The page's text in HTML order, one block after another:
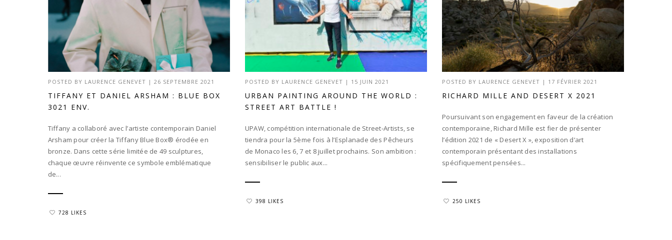
POSTED BY LAURENCE GENEVET | 26 SEPTEMBRE 2021
TIFFANY ET DANIEL ARSHAM : BLUE BOX
3021 ENV.
Tiffany a collaboré avec l’artiste contemporain Daniel
Arsham pour créer la Tiffany Blue Box® érodée en
bronze. Dans cette série limitée de 49 sculptures,
chaque œuvre réinvente ce symbole emblématique
de...
728 LIKES
POSTED BY LAURENCE GENEVET | 15 JUIN 2021
URBAN PAINTING AROUND THE WORLD :
STREET ART BATTLE !
UPAW, compétition internationale de Street-Artists, se
tiendra pour la 5ème fois à l’Esplanade des Pêcheurs
de Monaco les 6, 7 et 8 juillet prochains. Son ambition :
sensibiliser le public aux...
398 LIKES
POSTED BY LAURENCE GENEVET | 17 FÉVRIER 2021
RICHARD MILLE AND DESERT X 2021
Poursuivant son engagement en faveur de la création
contemporaine, Richard Mille est fier de présenter
l’édition 2021 de « Desert X », exposition d’art
contemporain présentant des installations
spécifiquement pensées...
250 LIKES